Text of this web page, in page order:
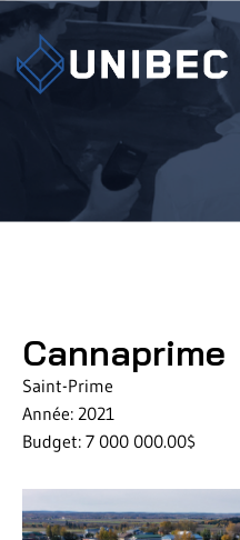
Cannaprime
Saint-Prime
Année: 2021
Budget: 7 000 000.00$